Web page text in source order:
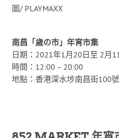
圖/ PLAYMAXX
南昌「歲の市」年宵市集
日期：2021年1月20日至 2月
時間：12:00 – 20:00
地點：香港深水埗南昌街100號